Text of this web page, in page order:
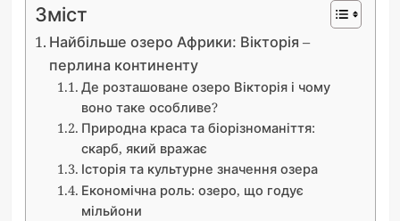
Зміст
Найбільше озеро Африки: Вікторія –
перлина континенту
Де розташоване озеро Вікторія і чому
воно таке особливе?
Природна краса та біорізноманіття:
скарб, який вражає
Історія та культурне значення озера
Економічна роль: озеро, що годує
мільйони